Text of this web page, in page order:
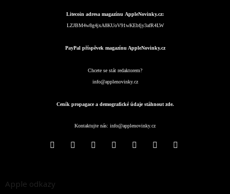
Litecoin adresa magazínu AppleNovinky.cz:
LZJBM4w8g4jxA8KUoV91wKEbfjy3afR4LW
PayPal příspěvek magazínu AppleNovinky.cz
Chcete se stát redaktorem?
info@applenovinky.cz
Ceník propagace a demografické údaje stáhnout zde.
Kontaktujte nás: info@applenovinky.cz
Apple odkazy